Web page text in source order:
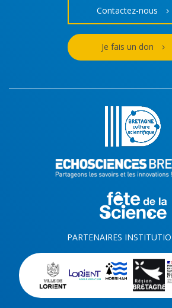
Contactez-nous
Je fais un don
PARTENAIRES